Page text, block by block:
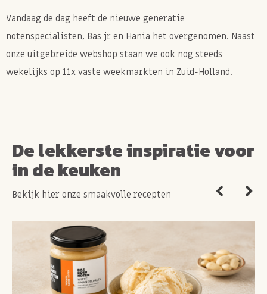
Vandaag de dag heeft de nieuwe generatie
notenspecialisten, Bas jr en Hania het overgenomen. Naast
onze uitgebreide webshop staan we ook nog steeds
wekelijks op 11x vaste weekmarkten in Zuid-Holland.
De lekkerste inspiratie voor
in de keuken
Bekijk hier onze smaakvolle recepten